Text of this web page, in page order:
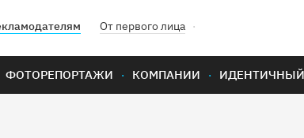
От первого лица
ФОТОРЕПОРТАЖИ КОМПАНИИ